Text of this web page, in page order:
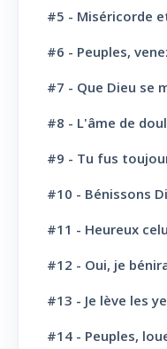
L' Eglise:
L' Eglise:
L' Eglise: Cloture
L' Eglise: Missions
L' Eglise: Dernier
#5 - Miséricorde
#6 - Peuples,
#7 - Que Dieu se
#8 - L'âme de
#9 - Tu fus
#10 - Bénissons
#11 - Heureux
#12 - Oui, je
#13 - Je lève les
#14 - Peuples,